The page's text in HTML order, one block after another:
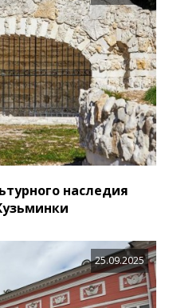
наследия
25.09.2025